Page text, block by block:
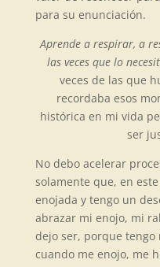
para su enunciación.
Aprende a respirar, a
las veces que lo
veces de las que
recordaba esos
histórica en mi vida
ser
No debo acelerar
solamente que, en
enojada y tengo un
abrazar mi enojo, mi
dejo ser, porque
cuando me enojo, me